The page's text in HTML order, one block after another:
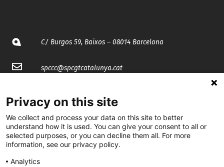
C/ Burgos 59, Baixos – 08014 Barcelona
spccc@spcgtcatalunya.cat
@CGTCatalunya
cgtcatalunya
CGTCatalunya
Privacy on this site
We collect and process your data on this site to better
understand how it is used. You can give your consent to all or
selected purposes, or you can decline them all. For more
information, see our privacy policy.
Analytics